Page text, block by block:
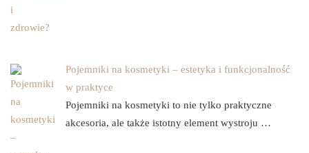
Pojemniki na kosmetyki – estetyka i funkcjonalność
w praktyce
Pojemniki na kosmetyki to nie tylko praktyczne
akcesoria, ale także istotny element wystroju …